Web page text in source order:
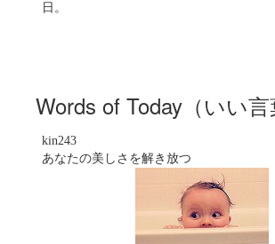
日。
Words of Today（いい言
kin243
あなたの美しさを解き放つ